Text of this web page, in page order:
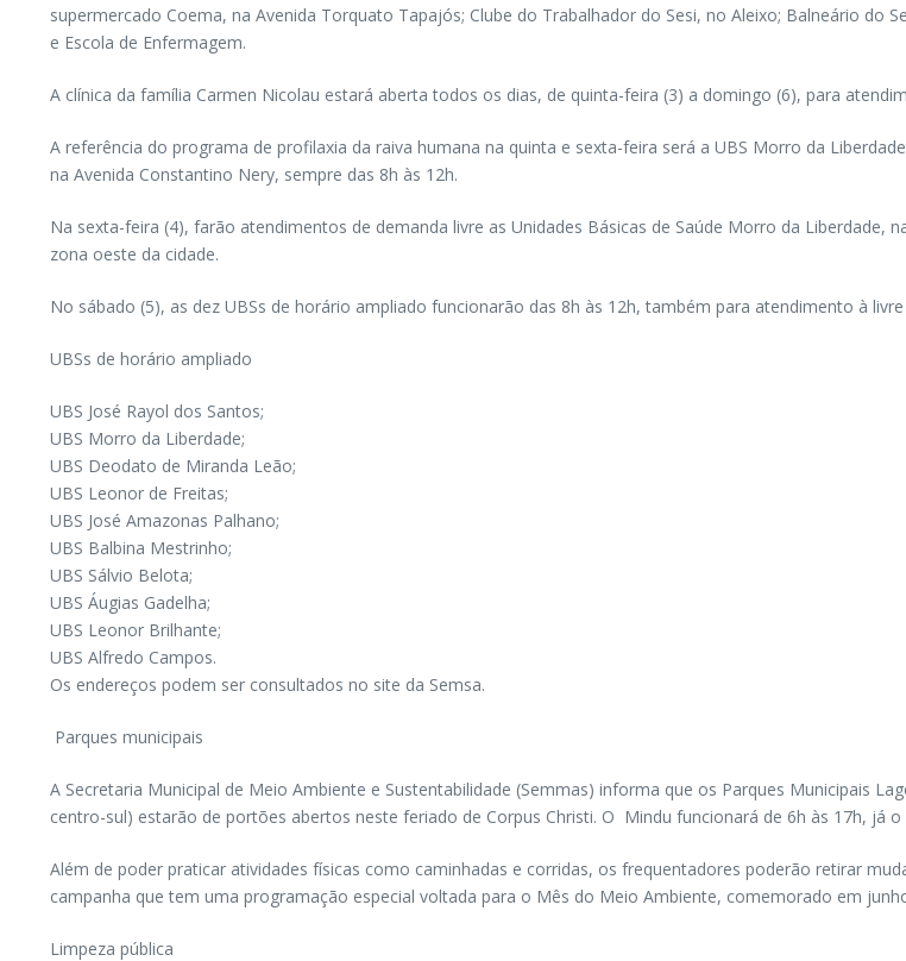
supermercado Coema, na Avenida Torquato Tapajós; Clube do Trabalhador do Sesi, no Aleixo; Balneário do
e Escola de Enfermagem.
A clínica da família Carmen Nicolau estará aberta todos os dias, de quinta-feira (3) a domingo (6), para
A referência do programa de profilaxia da raiva humana na quinta e sexta-feira será a UBS Morro da
na Avenida Constantino Nery, sempre das 8h às 12h.
Na sexta-feira (4), farão atendimentos de demanda livre as Unidades Básicas de Saúde Morro da Liberdade,
zona oeste da cidade.
No sábado (5), as dez UBSs de horário ampliado funcionarão das 8h às 12h, também para atendimento à
UBSs de horário ampliado
UBS José Rayol dos Santos;
UBS Morro da Liberdade;
UBS Deodato de Miranda Leão;
UBS Leonor de Freitas;
UBS José Amazonas Palhano;
UBS Balbina Mestrinho;
UBS Sálvio Belota;
UBS Áugias Gadelha;
UBS Leonor Brilhante;
UBS Alfredo Campos.
Os endereços podem ser consultados no site da Semsa.
Parques municipais
A Secretaria Municipal de Meio Ambiente e Sustentabilidade (Semmas) informa que os Parques Municipais
centro-sul) estarão de portões abertos neste feriado de Corpus Christi. O Mindu funcionará de 6h às 17h, já o
Além de poder praticar atividades físicas como caminhadas e corridas, os frequentadores poderão retirar
campanha que tem uma programação especial voltada para o Mês do Meio Ambiente, comemorado em
Limpeza pública